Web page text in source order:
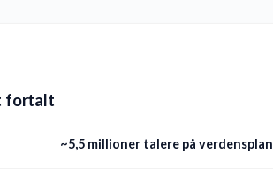
fortalt
~5,5 millioner talere på verdensplan